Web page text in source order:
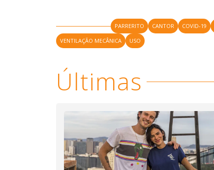
PARRERITO CANTOR COVID-19
VENTILAÇÃO MECÂNICA
USO
Últimas